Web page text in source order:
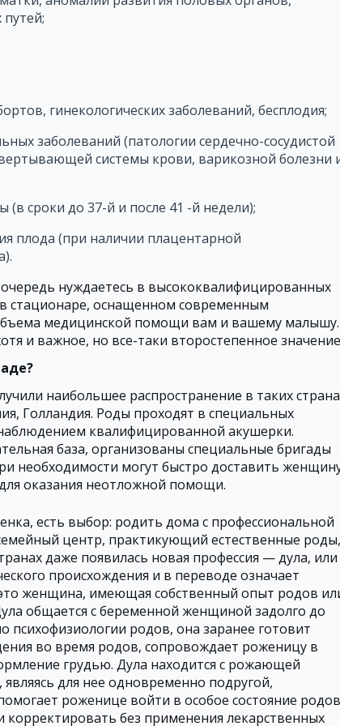
гинекологических заболеваний, бесплодия;
заболеваний (патологии сердечно-сосудистой
системы крови, варикозной болезни
сроки до 37-й и после 41 -й недели);
плода (при наличии плацентарной
нуждаетесь в высококвалифицированных
стационаре, оснащенном современным
медицинской помощи вам и вашему малышу.
и важное, но все-таки второстепенное
наибольшее распространение в таких
Голландия. Роды проходят в специальных
квалифицированной акушерки.
база, организованы специальные бригады
необходимости могут быстро доставить
оказания неотложной помощи.
есть выбор: родить дома с профессиональной
центр, практикующий естественные роды,
даже появилась новая профессия — дула, или
происхождения и в переводе означает
женщина, имеющая собственный опыт родов
общается с беременной женщиной задолго до
психофизиологии родов, она заранее готовит
во время родов, сопровождает роженицу в
грудью. Дула находится с рожающей
для нее одновременно подругой,
роженице войти в особое состояние
без применения лекарственных